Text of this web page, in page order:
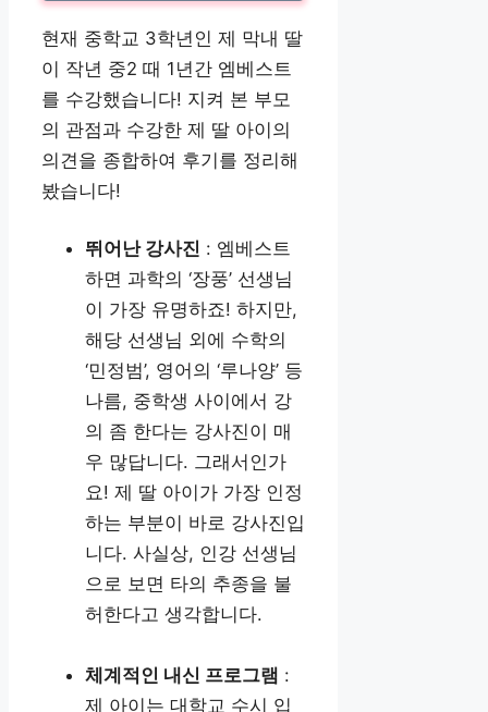
현재 중학교 3학년인 제 막내 딸
이 작년 중2 때 1년간 엠베스트
를 수강했습니다! 지켜 본 부모
의 관점과 수강한 제 딸 아이의
의견을 종합하여 후기를 정리해
봤습니다!
뛰어난 강사진 : 엠베스트
하면 과학의 ‘장풍’ 선생님
이 가장 유명하죠! 하지만,
해당 선생님 외에 수학의
‘민정범’, 영어의 ‘루나양’ 등
나름, 중학생 사이에서 강
의 좀 한다는 강사진이 매
우 많답니다. 그래서인가
요! 제 딸 아이가 가장 인정
하는 부분이 바로 강사진입
니다. 사실상, 인강 선생님
으로 보면 타의 추종을 불
허한다고 생각합니다.
체계적인 내신 프로그램 :
제 아이는 대학교 수시 입